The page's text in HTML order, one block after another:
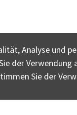
Analyse und
der
Sie der